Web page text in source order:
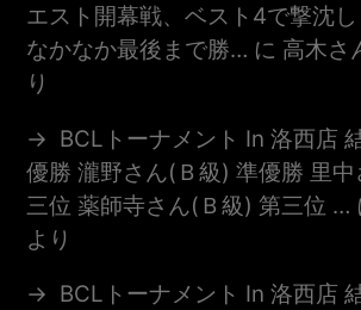
エスト開幕戦、ベスト4で撃沈
なかなか最後まで勝… に 高木さ
り
BCLトーナメント In 洛西店
優勝 瀧野さん(Ｂ級) 準優勝 里
三位 薬師寺さん(Ｂ級) 第三位 …
より
BCLトーナメント In 洛西店